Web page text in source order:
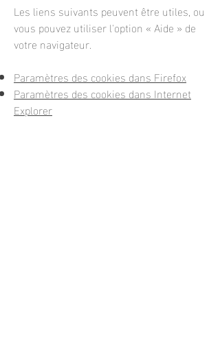
Les liens suivants peuvent être utiles, ou
vous pouvez utiliser l'option «Aide » de
votre navigateur.
Paramètres des cookies dans Firefox
Paramètres des cookies dans Internet
Explorer